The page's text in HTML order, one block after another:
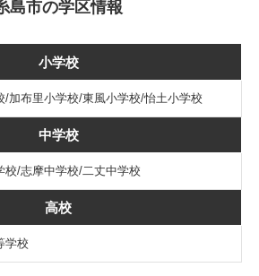
島市の学区情報
小学校
/加布里小学校/東風小学校/怡土小学校
中学校
校/志摩中学校/二丈中学校
高校
学校